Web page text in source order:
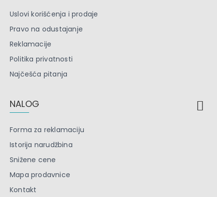
Uslovi korišćenja i prodaje
Pravo na odustajanje
Reklamacije
Politika privatnosti
Najčešća pitanja
NALOG
Forma za reklamaciju
Istorija narudžbina
Snižene cene
Mapa prodavnice
Kontakt